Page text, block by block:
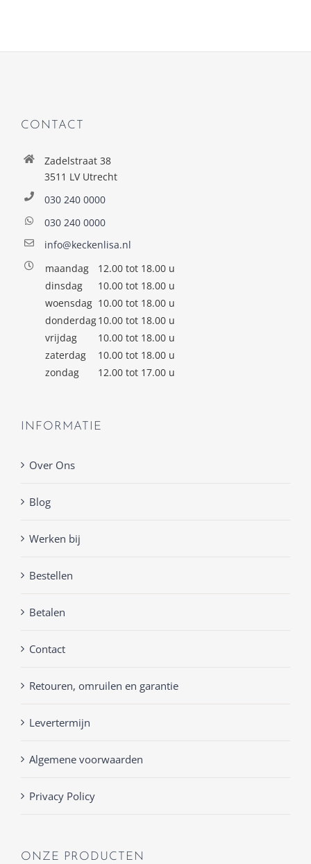
CONTACT
Zadelstraat 38
3511 LV Utrecht
030 240 0000
030 240 0000
info@keckenlisa.nl
maandag
12.00 tot 18.00 u
dinsdag
10.00 tot 18.00 u
woensdag 10.00 tot 18.00 u
donderdag10.00 tot 18.00 u
vrijdag
10.00 tot 18.00 u
zaterdag
10.00 tot 18.00 u
zondag
12.00 tot 17.00 u
INFORMATIE
Over Ons
Blog
Werken bij
Bestellen
Betalen
Contact
Retouren, omruilen en garantie
Levertermijn
Algemene voorwaarden
Privacy Policy
ONZE PRODUCTEN